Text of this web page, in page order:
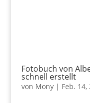
Fotobuch von
schnell erstellt
von Mony| Feb. 14,